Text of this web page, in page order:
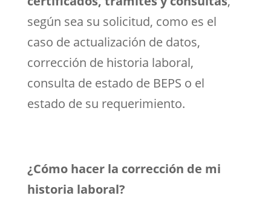
según sea su solicitud, como es el
caso de actualización de datos,
corrección de historia laboral,
consulta de estado de BEPS o el
estado de su requerimiento.
¿Cómo hacer la corrección de mi
historia laboral?